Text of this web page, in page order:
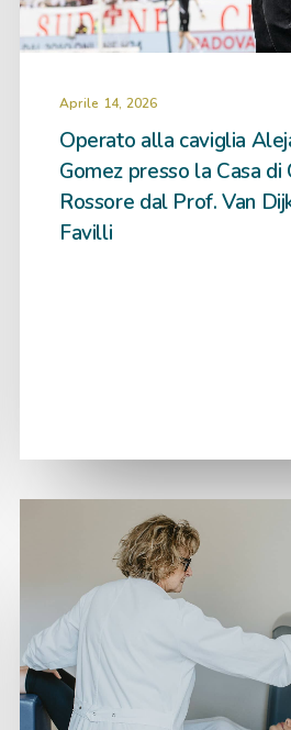
Aprile 14, 2026
Operato alla caviglia
Gomez presso la Casa di
Rossore dal Prof. Van
Favilli